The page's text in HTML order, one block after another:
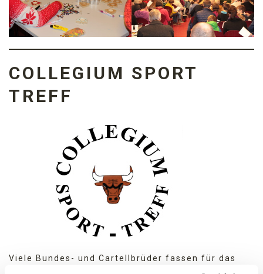
COLLEGIUM SPORT
TREFF
Viele Bundes- und Cartellbrüder fassen für das